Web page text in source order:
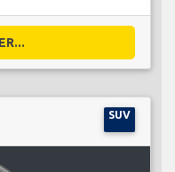
SUV